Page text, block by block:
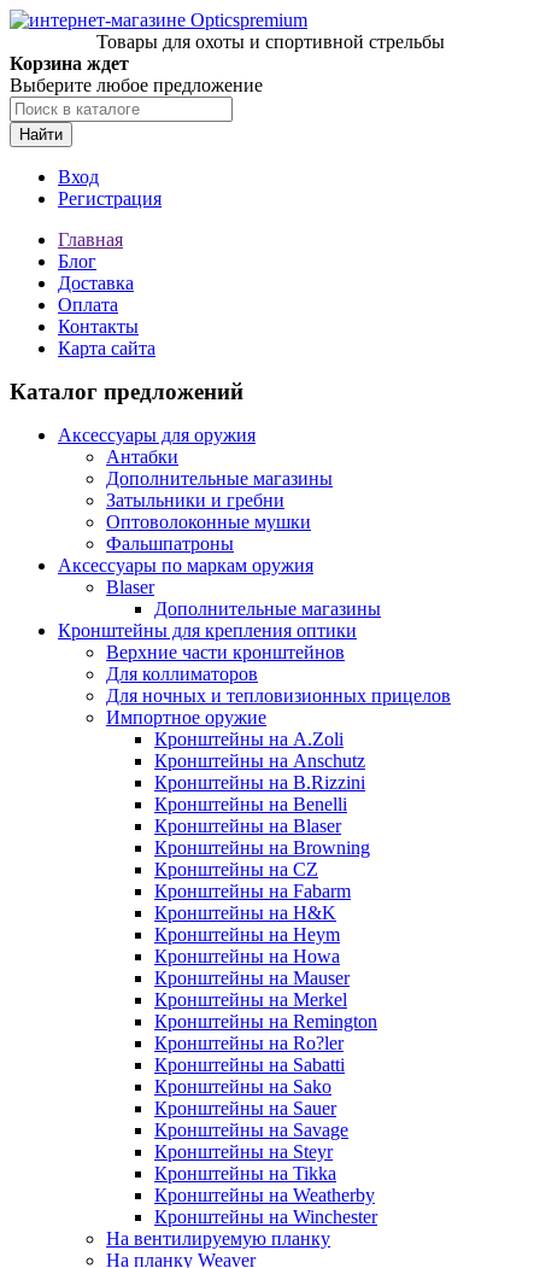
Товары для охоты и спортивной стрельбы
Корзина ждет
Выберите любое предложение
Найти
Вход
Регистрация
Главная
Блог
Доставка
Оплата
Контакты
Карта сайта
Каталог предложений
Аксессуары для оружия
Антабки
Дополнительные магазины
Затыльники и гребни
Оптоволоконные мушки
Фальшпатроны
Аксессуары по маркам оружия
Blaser
Дополнительные магазины
Кронштейны для крепления оптики
Верхние части кронштейнов
Для коллиматоров
Для ночных и тепловизионных прицелов
Импортное оружие
Кронштейны на A.Zoli
Кронштейны на Anschutz
Кронштейны на B.Rizzini
Кронштейны на Benelli
Кронштейны на Blaser
Кронштейны на Browning
Кронштейны на CZ
Кронштейны на Fabarm
Кронштейны на H&K
Кронштейны на Heym
Кронштейны на Howa
Кронштейны на Mauser
Кронштейны на Merkel
Кронштейны на Remington
Кронштейны на Ro?ler
Кронштейны на Sabatti
Кронштейны на Sako
Кронштейны на Sauer
Кронштейны на Savage
Кронштейны на Steyr
Кронштейны на Tikka
Кронштейны на Weatherby
Кронштейны на Winchester
На вентилируемую планку
На планку Weaver